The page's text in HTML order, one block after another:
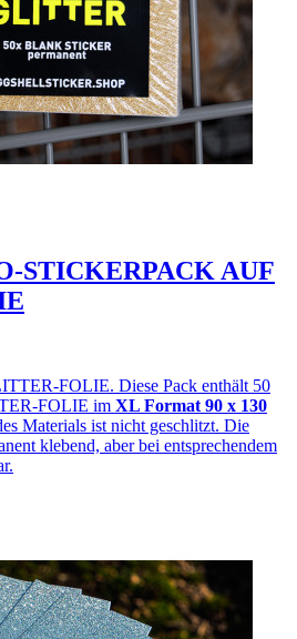
STICKERPACK AUF
FOLIE. Diese Pack enthält 50
FOLIE im XL Format 90 x 130
Materials ist nicht geschlitzt. Die
klebend, aber bei entsprechendem